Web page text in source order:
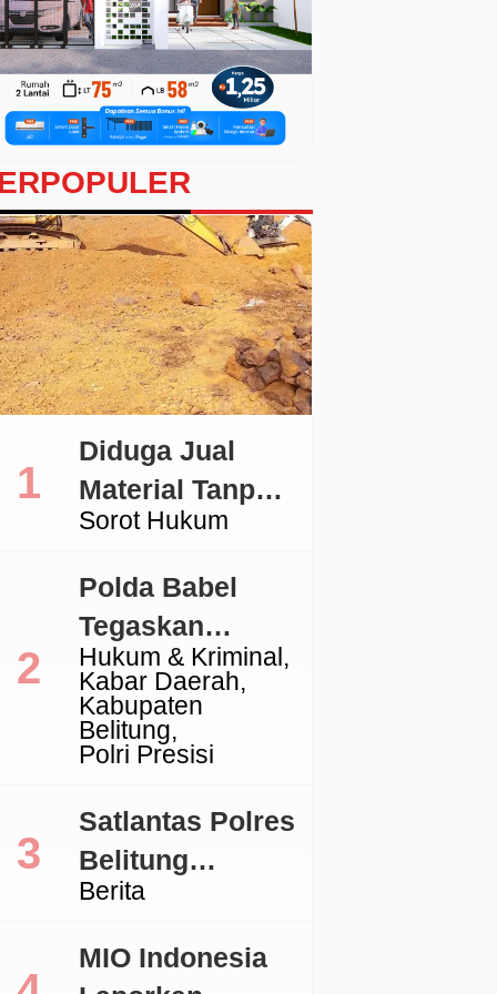
Sorot Hukum
Diduga Jual
Material Tanpa
Izin, Aktivitas
Lingga Jadi
Sorotan
Hukum & Kriminal
Kabar Daerah
Kabupaten
Belitung
Polri Presisi
Polda Babel
Tegaskan
Komitmen
Penegakan
Hukum Terkait
Pasir Timah
Ilegal Di
Belitung
Berita
Satlantas Polres
Belitung
Tertibkan
dengan TNKB
MIO Indonesia